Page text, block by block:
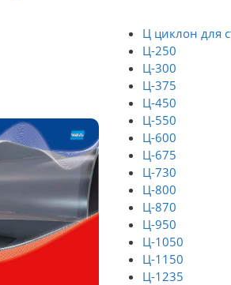
Ц циклон для
Ц-250
Ц-300
Ц-375
Ц-450
Ц-550
Ц-600
Ц-675
Ц-730
Ц-800
Ц-870
Ц-950
Ц-1050
Ц-1150
Ц-1235